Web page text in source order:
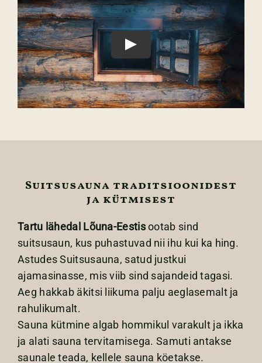
Suitsusauna traditsioonidest
ja kütmisest
Tartu lähedal Lõuna-Eestisootab sind
suitsusaun, kus puhastuvad nii ihu kui ka hing.
Astudes Suitsusauna, satud justkui
ajamasinasse, mis viib sind sajandeid tagasi.
Aeg hakkab äkitsi liikuma palju aeglasemalt ja
rahulikumalt.
Sauna kütmine algab hommikul varakult ja ikka
ja alati sauna tervitamisega. Samuti antakse
saunale teada, kellele sauna köetakse.